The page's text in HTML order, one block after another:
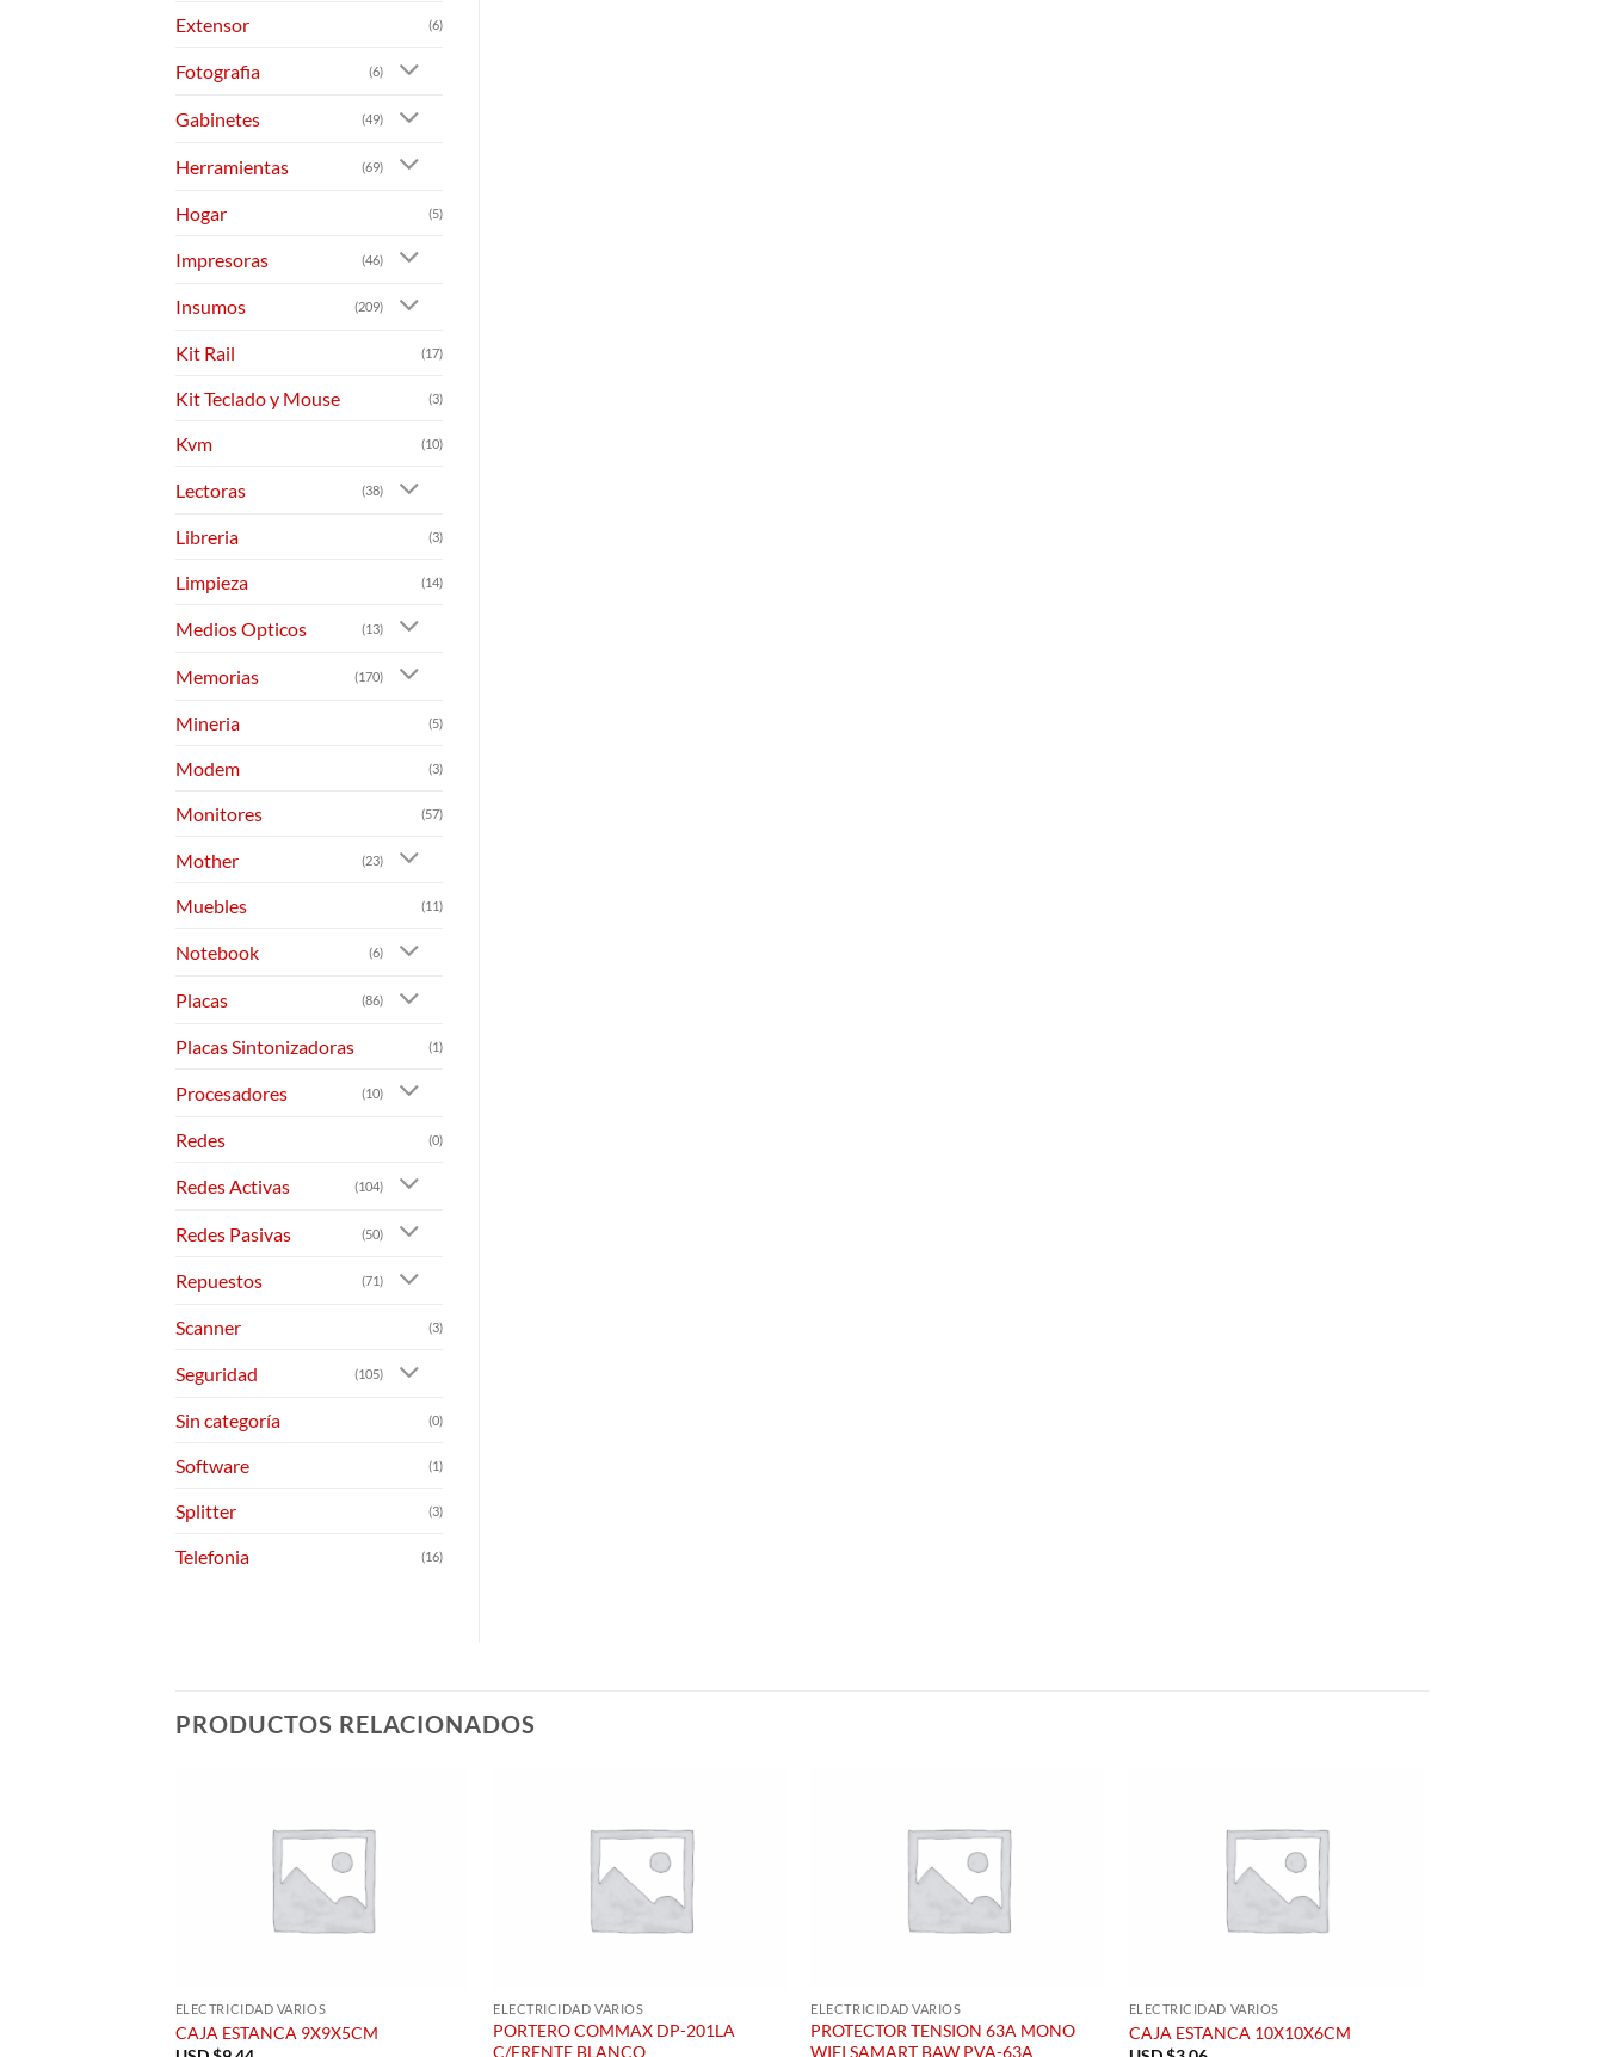
Extensor (6)
Fotografia (6)
Gabinetes (49)
Herramientas (69)
Hogar (5)
Impresoras (46)
Insumos (209)
Kit Rail (17)
Kit Teclado y Mouse (3)
Kvm (10)
Lectoras (38)
Libreria (3)
Limpieza (14)
Medios Opticos (13)
Memorias (170)
Mineria (5)
Modem (3)
Monitores (57)
Mother (23)
Muebles (11)
Notebook (6)
Placas (86)
Placas Sintonizadoras (1)
Procesadores (10)
Redes (0)
Redes Activas (104)
Redes Pasivas (50)
Repuestos (71)
Scanner (3)
Seguridad (105)
Sin categoría (0)
Software (1)
Splitter (3)
Telefonia (16)
PRODUCTOS RELACIONADOS
ELECTRICIDAD VARIOS
CAJA ESTANCA 9X9X5CM
ELECTRICIDAD VARIOS
PORTERO COMMAX DP-201LA
C/FRENTE BLANCO
ELECTRICIDAD VARIOS
PROTECTOR TENSION 63A MONO
WIFI SAMART BAW PVA-63A
ELECTRICIDAD VARIOS
CAJA ESTANCA 10X10X6CM